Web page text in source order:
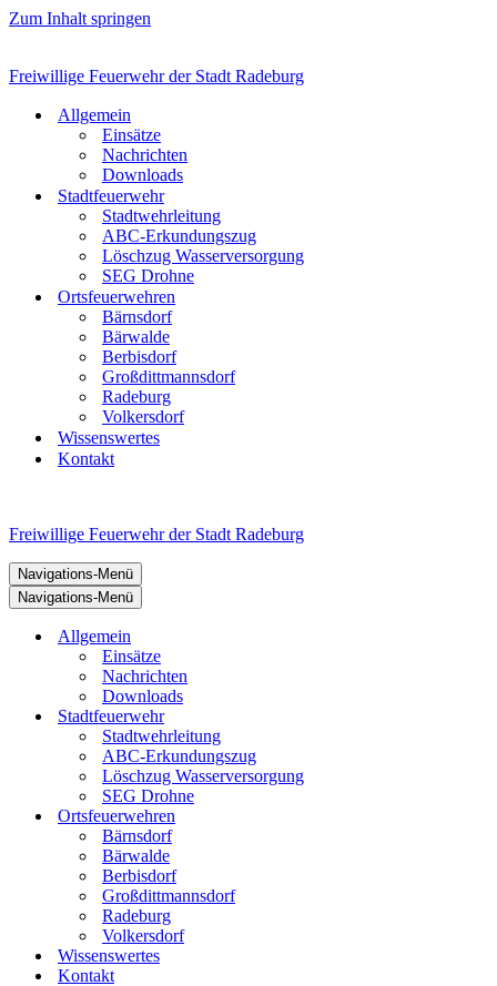
Zum Inhalt springen
Freiwillige Feuerwehr der Stadt Radeburg
Allgemein
Einsätze
Nachrichten
Downloads
Stadtfeuerwehr
Stadtwehrleitung
ABC-Erkundungszug
Löschzug Wasserversorgung
SEG Drohne
Ortsfeuerwehren
Bärnsdorf
Bärwalde
Berbisdorf
Großdittmannsdorf
Radeburg
Volkersdorf
Wissenswertes
Kontakt
Freiwillige Feuerwehr der Stadt Radeburg
Navigations-Menü
Navigations-Menü
Allgemein
Einsätze
Nachrichten
Downloads
Stadtfeuerwehr
Stadtwehrleitung
ABC-Erkundungszug
Löschzug Wasserversorgung
SEG Drohne
Ortsfeuerwehren
Bärnsdorf
Bärwalde
Berbisdorf
Großdittmannsdorf
Radeburg
Volkersdorf
Wissenswertes
Kontakt